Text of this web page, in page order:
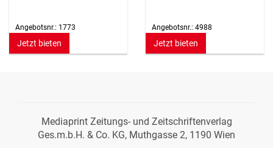
Angebotsnr.: 1773
Jetzt bieten
Angebotsnr.: 4988
Jetzt bieten
Mediaprint Zeitungs- und Zeitschriftenverlag
Ges.m.b.H. & Co. KG, Muthgasse 2, 1190 Wien